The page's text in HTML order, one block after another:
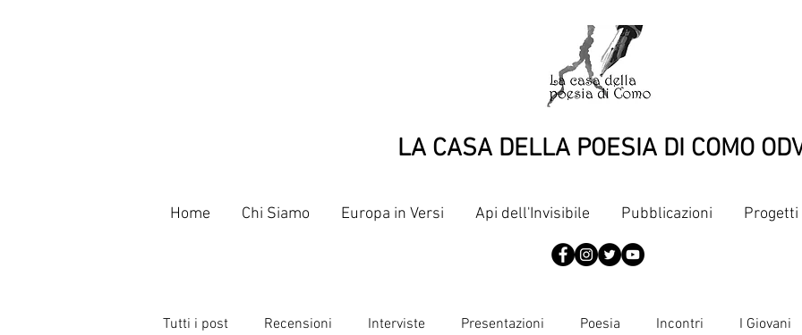
LA CASA DELLA POESIA DI COMO
Home Chi Siamo Europa in Versi Api dell'Invisibile Pubblicazioni Progetti
Tutti i post Recensioni Interviste Presentazioni Poesia Incontri I Giovani